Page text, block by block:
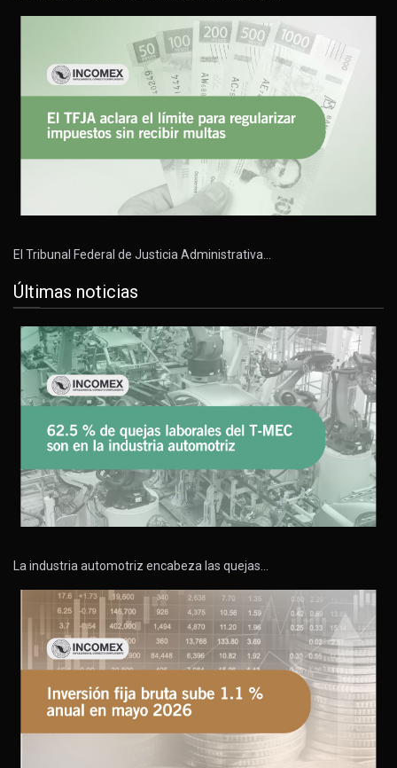
El Tribunal Federal de Justicia Administrativa…
Últimas noticias
La industria automotriz encabeza las quejas…